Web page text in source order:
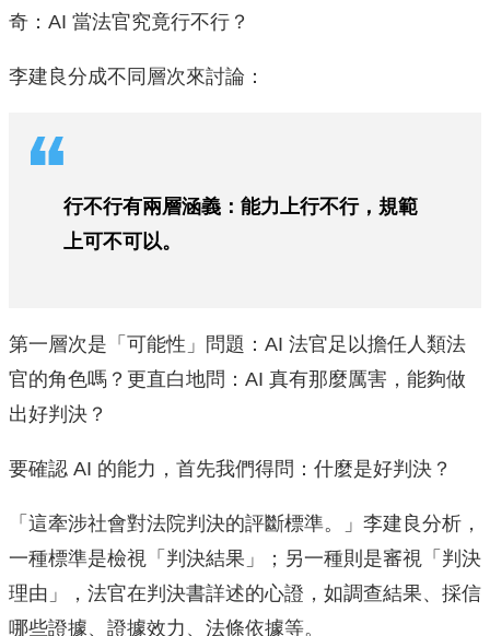
奇：AI 當法官究竟行不行？
李建良分成不同層次來討論：
行不行有兩層涵義：能力上行不行，規範
上可不可以。
第一層次是「可能性」問題：AI 法官足以擔任人類法
官的角色嗎？更直白地問：AI 真有那麼厲害，能夠做
出好判決？
要確認 AI 的能力，首先我們得問：什麼是好判決？
「這牽涉社會對法院判決的評斷標準。」李建良分析，
一種標準是檢視「判決結果」；另一種則是審視「判決
理由」，法官在判決書詳述的心證，如調查結果、採信
哪些證據、證據效力、法條依據等。